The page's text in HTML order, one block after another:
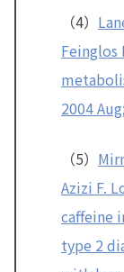
（4）
Feinglos
2004
（5）
Azizi F.
caffeine
type 2